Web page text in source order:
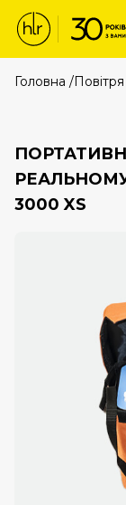
Головна /Повітря
РЕАЛЬНОМУ
3000 XS